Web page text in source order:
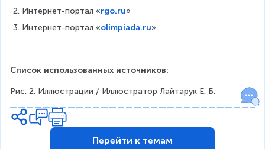
Интернет-портал «rgo.ru»
Интернет-портал «olimpiada.ru»
Список использованных источников:
Рис. 2. Иллюстрации / Иллюстратор Лайтарук Е. Б.
Перейти к темам